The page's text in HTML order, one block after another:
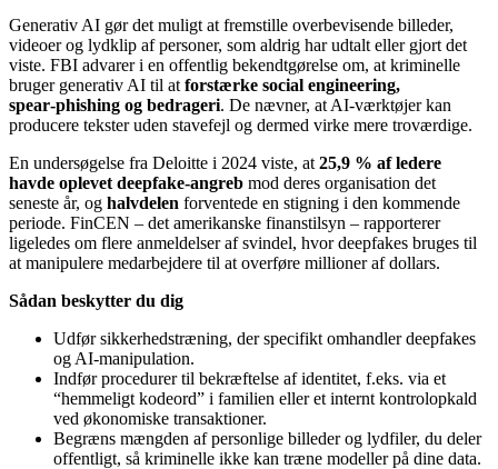
Generativ AI gør det muligt at fremstille overbevisende billeder,
videoer og lydklip af personer, som aldrig har udtalt eller gjort det
viste. FBI advarer i en offentlig bekendtgørelse om, at kriminelle
bruger generativ AI til at forstærke social engineering,
spear‑phishing og bedrageri. De nævner, at AI‑værktøjer kan
producere tekster uden stavefejl og dermed virke mere troværdige.
En undersøgelse fra Deloitte i 2024 viste, at 25,9 % af ledere
havde oplevet deepfake‑angreb mod deres organisation det
seneste år, og halvdelen forventede en stigning i den kommende
periode. FinCEN – det amerikanske finanstilsyn – rapporterer
ligeledes om flere anmeldelser af svindel, hvor deepfakes bruges til
at manipulere medarbejdere til at overføre millioner af dollars.
Sådan beskytter du dig
Udfør sikkerhedstræning, der specifikt omhandler deepfakes
og AI‑manipulation.
Indfør procedurer til bekræftelse af identitet, f.eks. via et
“hemmeligt kodeord” i familien eller et internt kontrolopkald
ved økonomiske transaktioner.
Begræns mængden af personlige billeder og lydfiler, du deler
offentligt, så kriminelle ikke kan træne modeller på dine data.